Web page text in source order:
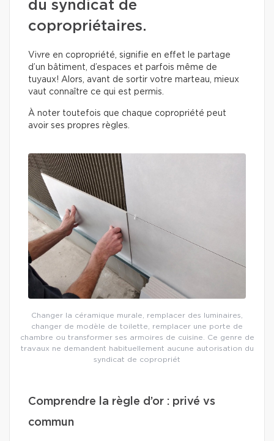
du syndicat de
copropriétaires.
Vivre en copropriété, signifie en effet le partage
d’un bâtiment, d’espaces et parfois même de
tuyaux! Alors, avant de sortir votre marteau, mieux
vaut connaître ce qui est permis.
À noter toutefois que chaque copropriété peut
avoir ses propres règles.
Changer la céramique murale, remplacer des luminaires,
changer de modèle de toilette, remplacer une porte de
chambre ou transformer ses armoires de cuisine. Ce genre de
travaux ne demandent habituellement aucune autorisation du
syndicat de copropriét
Comprendre la règle d’or : privé vs
commun